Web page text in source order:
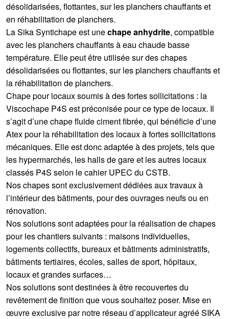
désolidarisées, flottantes, sur les planchers chauffants et
en réhabilitation de planchers.
La Sika Syntichape est unechape anhydrite, compatible
avec les planchers chauffants à eau chaude basse
température. Elle peut être utilisée sur des chapes
désolidarisées ou flottantes, sur les planchers chauffants et
la réhabilitation de planchers.
Chape pour locaux soumis à des fortes sollicitations : la
Viscochape P4S est préconisée pour ce type de locaux. Il
s’agit d’une chape fluide ciment fibrée, qui bénéficie d’une
Atex pour la réhabilitation des locaux à fortes sollicitations
mécaniques. Elle est donc adaptée à des projets, tels que
les hypermarchés, les halls de gare et les autres locaux
classés P4S selon le cahier UPEC du CSTB.
Nos chapes sont exclusivement dédiées aux travaux à
l’intérieur des bâtiments, pour des ouvrages neufs ou en
rénovation.
Nos solutions sont adaptées pour la réalisation de chapes
pour les chantiers suivants : maisons individuelles,
logements collectifs, bureaux et bâtiments administratifs,
bâtiments tertiaires, écoles, salles de sport, hôpitaux,
locaux et grandes surfaces…
Nos solutions sont destinées à être recouvertes du
revêtement de finition que vous souhaitez poser. Mise en
œuvre exclusive par notre réseau d’applicateur agréé SIKA